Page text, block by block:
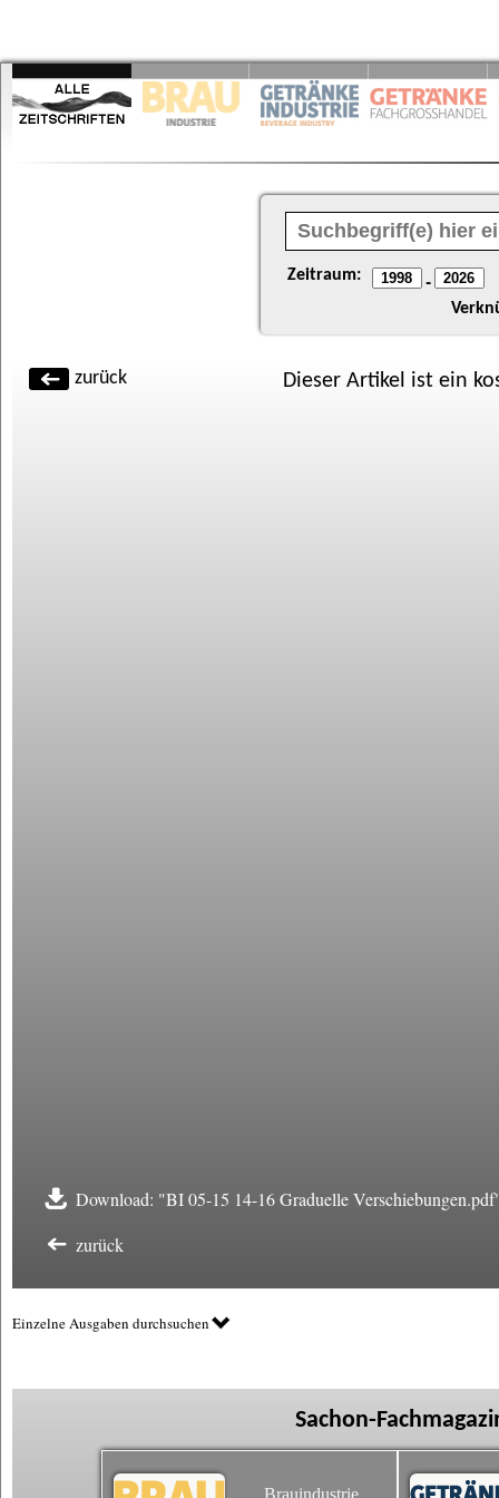
Zeitraum: -
zurück Dieser Artikel ist ein
Download: "BI 05-15 14-16 Graduelle
zurück
Einzelne Ausgaben durchsuchen
Sachon-
Brauindustrie